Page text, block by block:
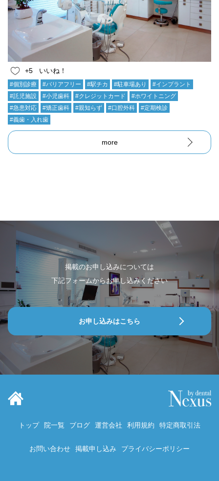
+5 いいね！
#個別診療 #バリアフリー #駅チカ #駐車場あり
#インプラント
#託児施設
#小児歯科 #クレジットカード
#ホワイトニング
#急患対応
#矯正歯科 #親知らず #口腔外科
#定期検診
#義歯・入れ歯
more
掲載のお申し込みについては
下記フォームからお申し込みください
お申し込みはこちら
トップ 院一覧 ブログ 運営会社 利用規約 特定商取引法
お問い合わせ 掲載申し込み プライバシーポリシー